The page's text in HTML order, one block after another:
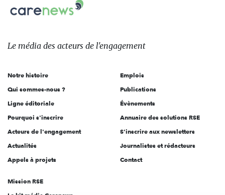
sur:
Le
des
l'engagement
Le média des acteurs de l'engagement
Notre histoire
Qui sommes-nous ?
Ligne éditoriale
Pourquoi s'inscrire
Acteurs de l'engagement
Actualités
Appels à projets
Emplois
Publications
Évènements
Annuaire des solutions RSE
S'inscrire aux newsletters
Journalistes et rédacteurs
Contact
Mission RSE